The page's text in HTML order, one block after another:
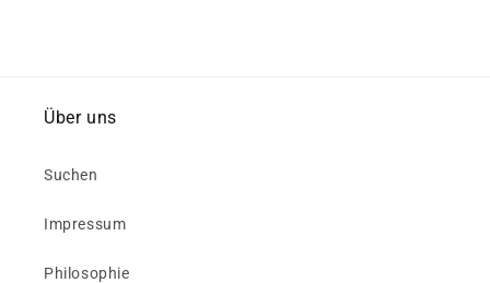
Über uns
Suchen
Impressum
Philosophie